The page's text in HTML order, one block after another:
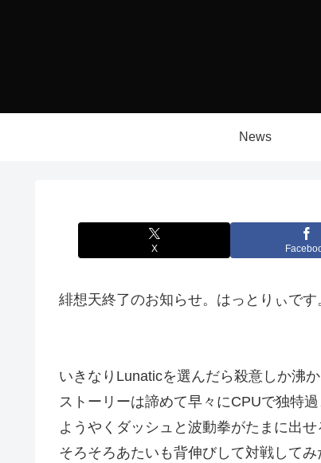
News
X
緋想天終了のお知らせ。はっとりぃです
いきなりLunaticを選んだら殺意しか沸
ストーリーは諦めて早々にCPUで独特
ようやくダッシュと波動拳がたまに出せ
そろそろあたいも背伸びして対戦してみ